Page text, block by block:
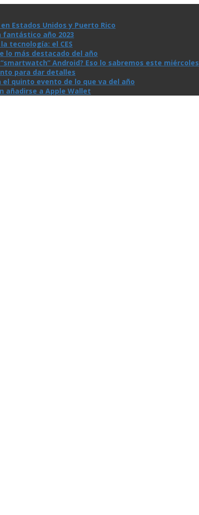
Estados Unidos y Puerto Rico
fantástico año 2023
tecnologí­a: el CES
lo más destacado del año
Android? Eso lo sabremos este miércoles
para dar detalles
el quinto evento de lo que va del año
añadirse a Apple Wallet